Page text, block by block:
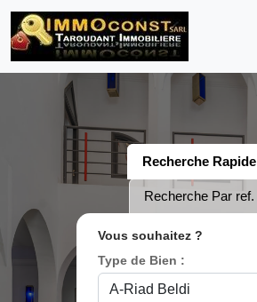
Recherche Rapide
Recherche Par ref.
Vous souhaitez ?
Type de Bien :